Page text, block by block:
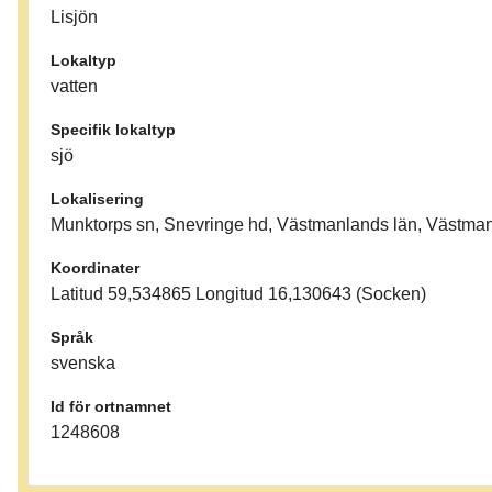
Lisjön
Lokaltyp
vatten
Specifik lokaltyp
sjö
Lokalisering
Munktorps sn, Snevringe hd, Västmanlands län,
Koordinater
Latitud 59,534865 Longitud 16,130643 (Socken)
Språk
svenska
Id för ortnamnet
1248608